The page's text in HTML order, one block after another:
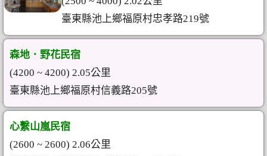
臺東縣池上鄉福原村忠孝路219號
森地．野花民宿
(4200 ~ 4200) 2.05公里
臺東縣池上鄉福原村信義路205號
心繫山嵐民宿
(2600 ~ 2600) 2.06公里